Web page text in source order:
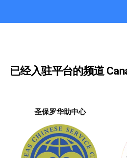
已经入驻平台的频道
圣保罗华助中心